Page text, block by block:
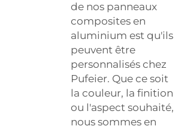
de nos panneaux
composites en
aluminium est qu'ils
peuvent être
personnalisés chez
Pufeier. Que ce soit
la couleur, la finition
ou l'aspect souhaité,
nous sommes en